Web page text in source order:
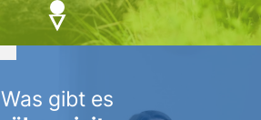
Was gibt es